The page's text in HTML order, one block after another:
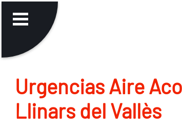
Urgencias Aire
Llinars del Vallès